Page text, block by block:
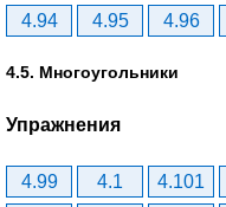
4.94
4.95 4.96
4.5. Многоугольники
Упражнения
4.99 4.1 4.101